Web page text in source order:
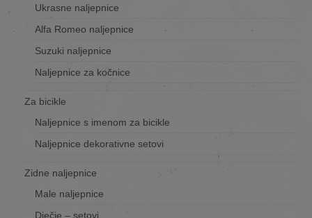
Ukrasne naljepnice
Alfa Romeo naljepnice
Suzuki naljepnice
Naljepnice za kočnice
Za bicikle
Naljepnice s imenom za bicikle
Naljepnice dekorativne setovi
Zidne naljepnice
Male naljepnice
Dječje – setovi